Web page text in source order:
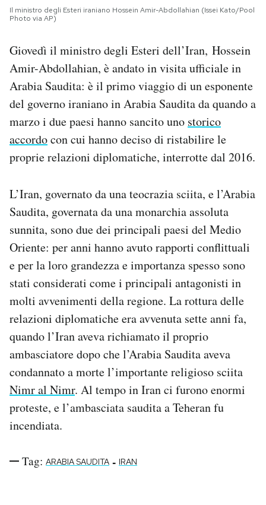
SHOP
CALENDARIO
AREA PERSONALE
Area Personale
Newsletter
Notifiche mobile
Regala il Post
Il ministro degli Esteri iraniano Hossein Amir-Abdollahian (Issei Kato/Pool
Photo via AP)
Giovedì il ministro degli Esteri dell’Iran, Hossein
Amir-Abdollahian, è andato in visita ufficiale in
Arabia Saudita: è il primo viaggio di un esponente
del governo iraniano in Arabia Saudita da quando a
marzo i due paesi hanno sancito uno storico
accordocon cui hanno deciso di ristabilire le
proprie relazioni diplomatiche, interrotte dal 2016.
L’Iran, governato da una teocrazia sciita, e l’Arabia
Saudita, governata da una monarchia assoluta
sunnita, sono due dei principali paesi del Medio
Oriente: per anni hanno avuto rapporti conflittuali
e per la loro grandezza e importanza spesso sono
stati considerati come i principali antagonisti in
molti avvenimenti della regione. La rottura delle
relazioni diplomatiche era avvenuta sette anni fa,
quando l’Iran aveva richiamato il proprio
ambasciatore dopo che l’Arabia Saudita aveva
condannato a morte l’importante religioso sciita
Nimr al Nimr. Al tempo in Iran ci furono enormi
proteste, e l’ambasciata saudita a Teheran fu
incendiata.
Tag: ARABIA SAUDITA - IRAN